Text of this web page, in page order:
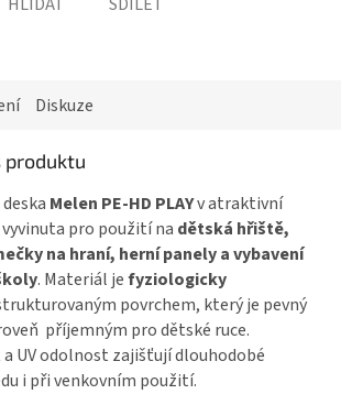
Diskuze
produktu
Melen PE-HD PLAYv atraktivní
pro použití na dětská hřiště,
na hraní, herní panely a vybavení
. Materiál jefyziologicky
povrchem, který je pevný
příjemným pro dětské ruce.
UV odolnost zajišťují dlouhodobé
i při venkovním použití.